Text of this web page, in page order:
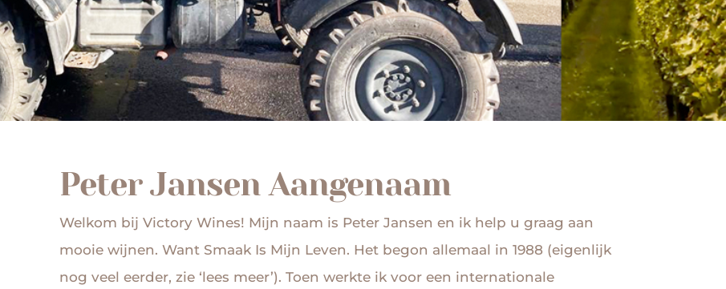
Peter Jansen Aangenaam
Welkom bij Victory Wines! Mijn naam is Peter Jansen en ik help u graag aan
mooie wijnen. Want Smaak Is Mijn Leven. Het begon allemaal in 1988 (eigenlijk
nog veel eerder, zie ‘lees meer’). Toen werkte ik voor een internationale